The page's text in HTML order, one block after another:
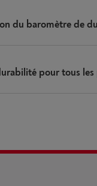
du baromètre de
pour tous